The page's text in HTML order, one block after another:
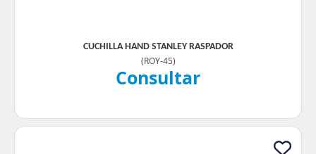
CUCHILLA HAND STANLEY RASPADOR
(ROY-45)
Consultar